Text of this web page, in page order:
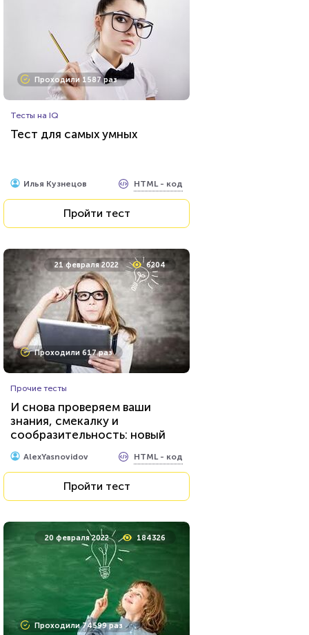
Проходили 1587 раз
Тесты на IQ
Тест для самых умных
Илья Кузнецов HTML - код
Пройти тест
21 февраля 2022 6204
Проходили 617 раз
Прочие тесты
И снова проверяем ваши
знания, смекалку и
сообразительность: новый
тест для эрудитов...
AlexYasnovidov HTML - код
Пройти тест
20 февраля 2022 184326
Проходили 74599 раз